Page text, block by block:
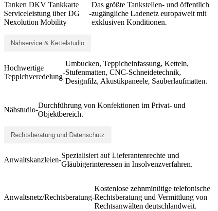
Tanken DKV Tankkarte
Serviceleistung über DG
Nexolution Mobility
-
Das größte Tankstellen- und öffentlich
zugängliche Ladenetz europaweit mit
exklusiven Konditionen.
Nähservice & Kettelstudio
Hochwertige
Teppichveredelung
-
Umbucken, Teppicheinfassung, Ketteln,
Stufenmatten, CNC-Schneidetechnik,
Designfilz, Akustikpaneele, Sauberlaufmatten.
Nähstudio-
Durchführung von Konfektionen im Privat- und
Objektbereich.
Rechtsberatung und Datenschutz
Anwaltskanzleien-
Spezialisiert auf Lieferantenrechte und
Gläubigerinteressen in Insolvenzverfahren.
Anwaltsnetz/Rechtsberatung-
Kostenlose zehnminütige telefonische
Rechtsberatung und Vermittlung von
Rechtsanwälten deutschlandweit.